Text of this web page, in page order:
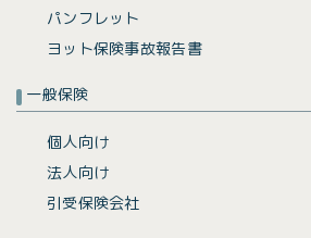
パンフレット
ヨット保険事故報告書
一般保険
個人向け
法人向け
引受保険会社